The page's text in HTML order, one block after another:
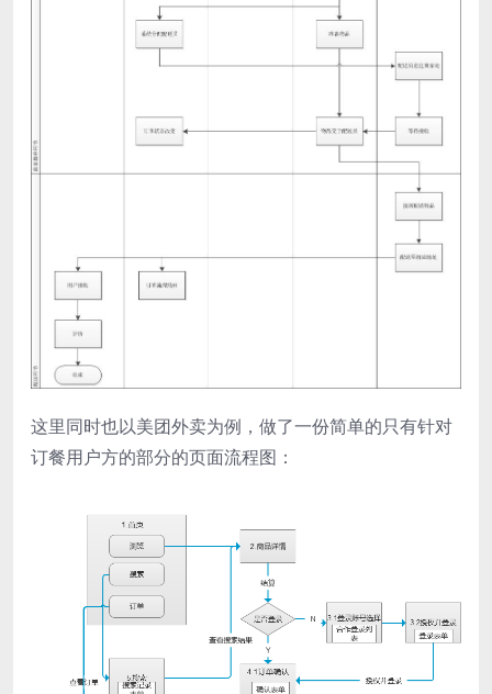
这里同时也以美团外卖为例，做了一份简单的只有针对
订餐用户方的部分的页面流程图：